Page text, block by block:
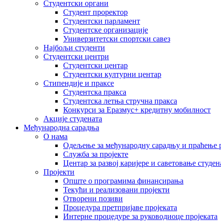
Студентски органи
Студент проректор
Студентски парламент
Студентске организације
Универзитетски спортски савез
Најбољи студенти
Студентски центри
Студентски центар
Студентски културни центар
Стипендије и праксе
Студентска пракса
Студентска летња стручна пракса
Конкурси за Еразмус+ кредитну мобилност
Акције студената
Међународна сарадња
О нама
Одељење за међународну сарадњу и праћење
Служба за пројекте
Центар за развој каријере и саветовање
Пројекти
Опште о програмима финансирања
Текући и реализовани пројекти
Отворени позиви
Процедура претпријаве пројеката
Интерне процедуре за руководиоце пројеката